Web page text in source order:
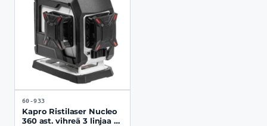
60-933
Kapro Ristilaser Nucleo
360 ast. vihreä 3 linjaa +